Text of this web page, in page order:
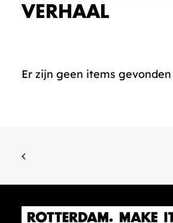
VERHAAL
Er zijn geen items gevonden